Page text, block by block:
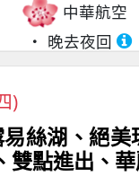
中華航空
晚去夜回
)
絲湖、絕
雙點進出、